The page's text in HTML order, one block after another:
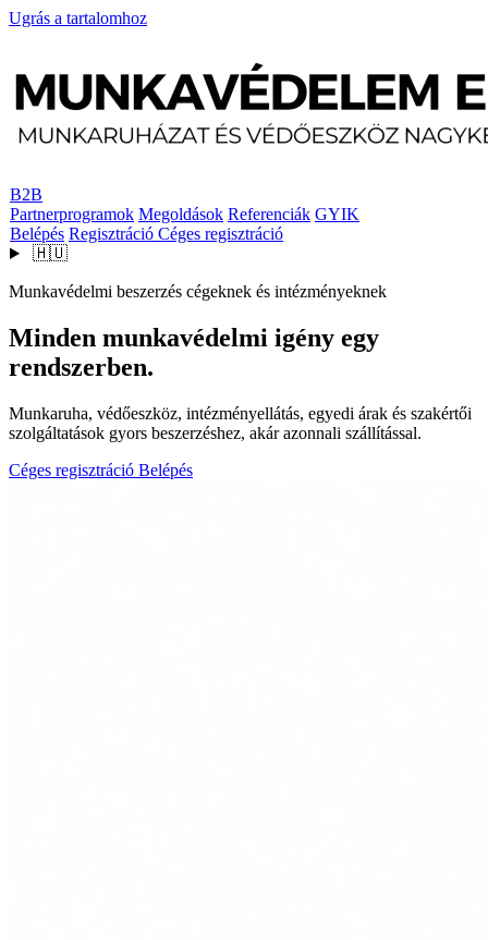
Ugrás a tartalomhoz
B2B
Partnerprogramok Megoldások Referenciák GYIK
Belépés Regisztráció Céges regisztráció
🇭🇺
Munkavédelmi beszerzés cégeknek és intézményeknek
Minden munkavédelmi igény egy
rendszerben.
Munkaruha, védőeszköz, intézményellátás, egyedi árak és szakértői
szolgáltatások gyors beszerzéshez, akár azonnali szállítással.
Céges regisztráció Belépés